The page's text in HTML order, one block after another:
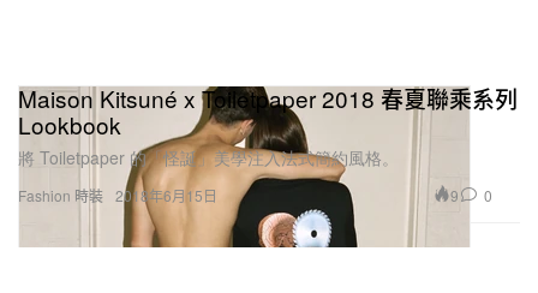
Fashion 時裝
Maison Kitsuné x Toiletpaper 2018 春夏聯乘系列
Lookbook
將 Toiletpaper 的「怪誕」美學注入法式簡約風格。
2018年6月15日 9 0